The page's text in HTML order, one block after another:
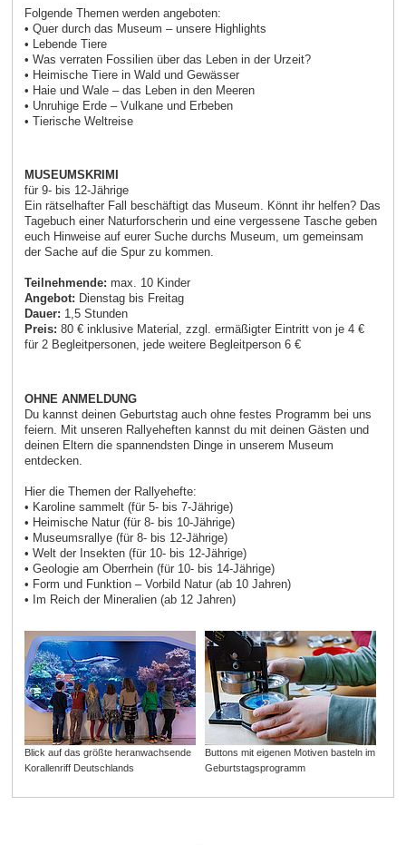
Folgende Themen werden angeboten:
• Quer durch das Museum – unsere Highlights
• Lebende Tiere
• Was verraten Fossilien über das Leben in der Urzeit?
• Heimische Tiere in Wald und Gewässer
• Haie und Wale – das Leben in den Meeren
• Unruhige Erde – Vulkane und Erbeben
• Tierische Weltreise
MUSEUMSKRIMI
für 9- bis 12-Jährige
Ein rätselhafter Fall beschäftigt das Museum. Könnt ihr helfen? Das
Tagebuch einer Naturforscherin und eine vergessene Tasche geben
euch Hinweise auf eurer Suche durchs Museum, um gemeinsam
der Sache auf die Spur zu kommen.
Teilnehmende: max. 10 Kinder
Angebot: Dienstag bis Freitag
Dauer: 1,5 Stunden
Preis: 80 € inklusive Material, zzgl. ermäßigter Eintritt von je 4 €
für 2 Begleitpersonen, jede weitere Begleitperson 6 €
OHNE ANMELDUNG
Du kannst deinen Geburtstag auch ohne festes Programm bei uns
feiern. Mit unseren Rallyeheften kannst du mit deinen Gästen und
deinen Eltern die spannendsten Dinge in unserem Museum
entdecken.
Hier die Themen der Rallyehefte:
• Karoline sammelt (für 5- bis 7-Jährige)
• Heimische Natur (für 8- bis 10-Jährige)
• Museumsrallye (für 8- bis 12-Jährige)
• Welt der Insekten (für 10- bis 12-Jährige)
• Geologie am Oberrhein (für 10- bis 14-Jährige)
• Form und Funktion – Vorbild Natur (ab 10 Jahren)
• Im Reich der Mineralien (ab 12 Jahren)
Blick auf das größte heranwachsende
Korallenriff Deutschlands
Buttons mit eigenen Motiven basteln im
Geburtstagsprogramm